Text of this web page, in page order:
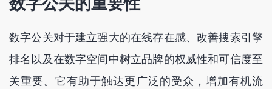
数字公关对于建立强大的在线存在感、改善搜索引擎
排名以及在数字空间中树立品牌的权威性和可信度至
关重要。它有助于触达更广泛的受众，增加有机流